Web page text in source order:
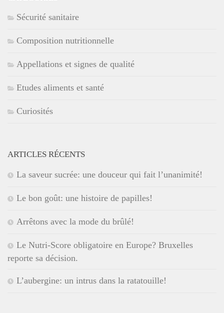
Sécurité sanitaire
Composition nutritionnelle
Appellations et signes de qualité
Etudes aliments et santé
Curiosités
ARTICLES RÉCENTS
La saveur sucrée: une douceur qui fait l’unanimité!
Le bon goût: une histoire de papilles!
Arrêtons avec la mode du brûlé!
Le Nutri-Score obligatoire en Europe? Bruxelles
reporte sa décision.
L’aubergine: un intrus dans la ratatouille!